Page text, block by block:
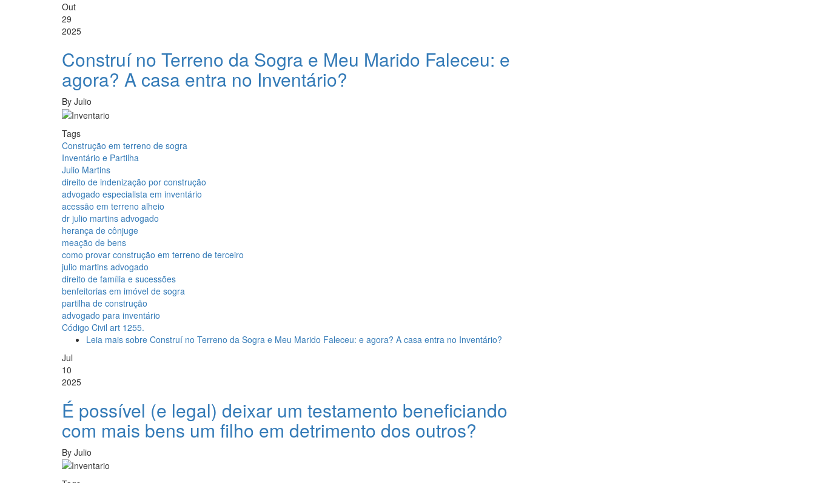
Out
29
2025
Construí no Terreno da Sogra e Meu Marido Faleceu: e
agora? A casa entra no Inventário?
By Julio
Tags
Construção em terreno de sogra
Inventário e Partilha
Julio Martins
direito de indenização por construção
advogado especialista em inventário
acessão em terreno alheio
dr julio martins advogado
herança de cônjuge
meação de bens
como provar construção em terreno de terceiro
julio martins advogado
direito de família e sucessões
benfeitorias em imóvel de sogra
partilha de construção
advogado para inventário
Código Civil art 1255.
Leia mais sobre Construí no Terreno da Sogra e Meu Marido Faleceu: e agora? A casa entra no Inventário?
Jul
10
2025
É possível (e legal) deixar um testamento beneficiando
com mais bens um filho em detrimento dos outros?
By Julio